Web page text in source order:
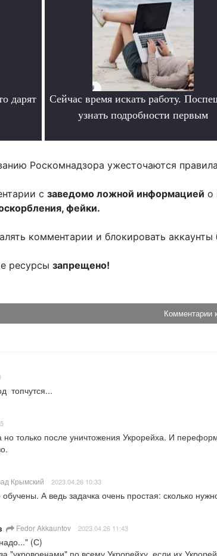
дарят
Сейчас время искать работу.
узнать подробности первым
Роскомнадзора ужесточаются
с заведомо ложной информацией о
фейки.
комментарии и блокировать аккаунты
ресурсы запрещено!
Комментарии
топчутся...
только после уничтожения Укрорейха. И
Крымский 2023.04.26 10:33
А ведь задачка очень простая: сколько
Fedor Akkauntov 2023.04.26 11:43
(С)